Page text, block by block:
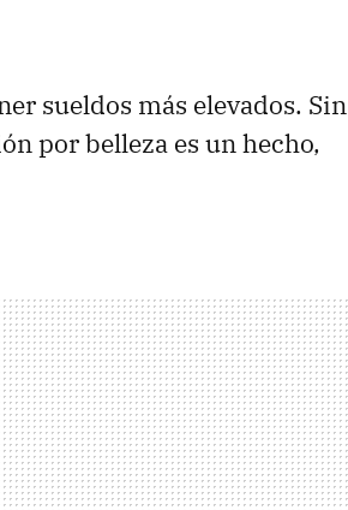
sueldos más elevados. Sin
por belleza es un hecho,